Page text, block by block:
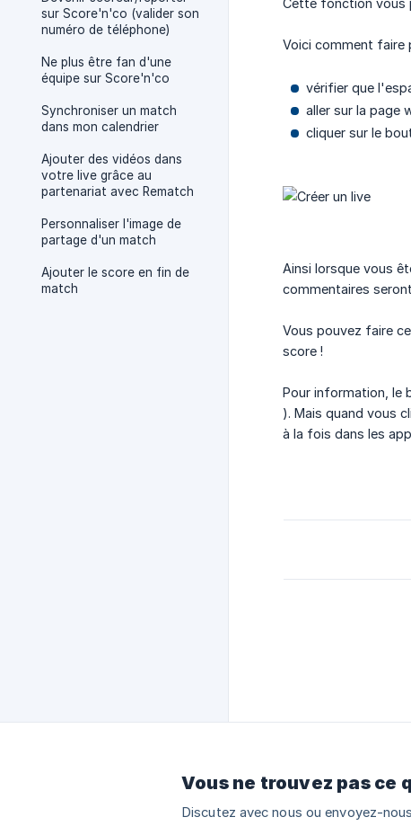
sur Score'n'co (valider son
numéro de téléphone)
Ne plus être fan d'une
équipe sur Score'n'co
Synchroniser un match
dans mon calendrier
Ajouter des vidéos dans
votre live grâce au
partenariat avec Rematch
Personnaliser l'image de
partage d'un match
Ajouter le score en fin de
match
Cette fonction vous
Voici comment faire
vérifier que
aller sur la page
cliquer sur le
Ainsi lorsque vous
commentaires
Vous pouvez faire
score !
Pour information, le
). Mais quand vous
à la fois dans les
Vous ne trouvez pas ce
Discutez avec nous ou envoyez-